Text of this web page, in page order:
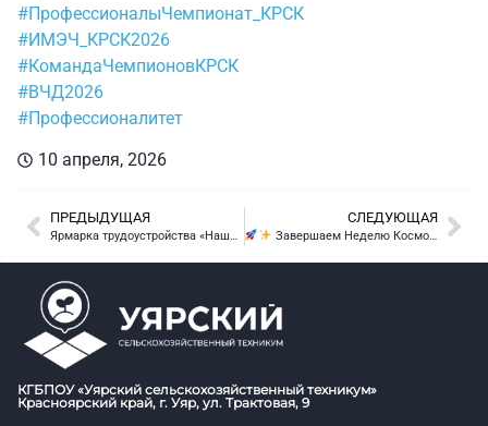
#ПрофессионалыЧемпионат_КРСК
#ИМЭЧ_КРСК2026
#КомандаЧемпионовКРСК
#ВЧД2026
#Профессионалитет
10 апреля, 2026
ПРЕДЫДУЩАЯ
Ярмарка трудоустройства «Наши шаги в постижении будущей профессии» в Уярском сельскохозяйственном техникуме
СЛЕДУЮЩАЯ
Завершаем Неделю Космоса в нашем техникуме космическим ГТО!
КГБПОУ «Уярский сельскохозяйственный техникум»
Красноярский край, г. Уяр, ул. Трактовая, 9